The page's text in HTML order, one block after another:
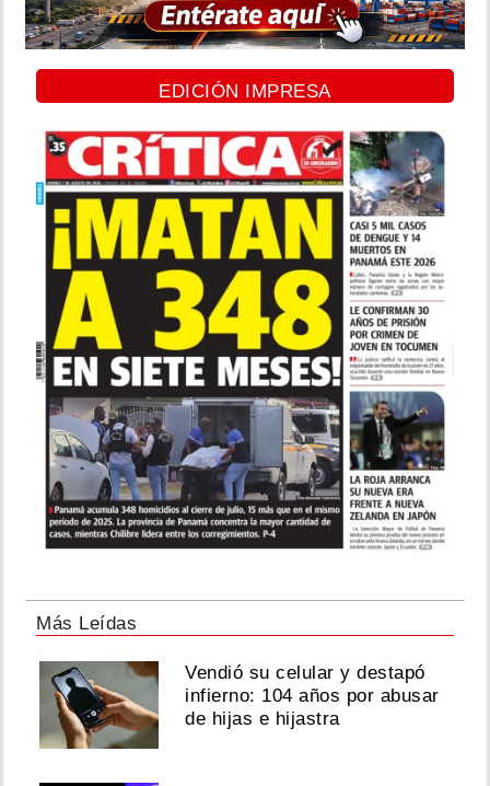
EDICIÓN IMPRESA
Más Leídas
Vendió su celular y destapó
infierno: 104 años por abusar
de hijas e hijastra